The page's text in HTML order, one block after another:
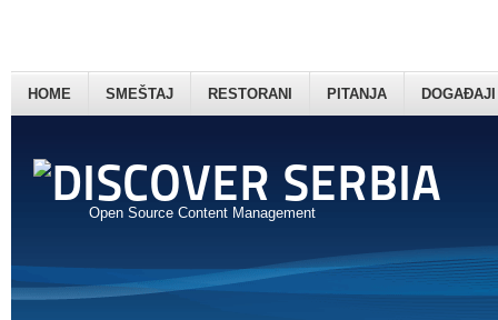
Open Source Content Management
HOME SMEŠTAJ RESTORANI PITANJA DOGAĐAJI